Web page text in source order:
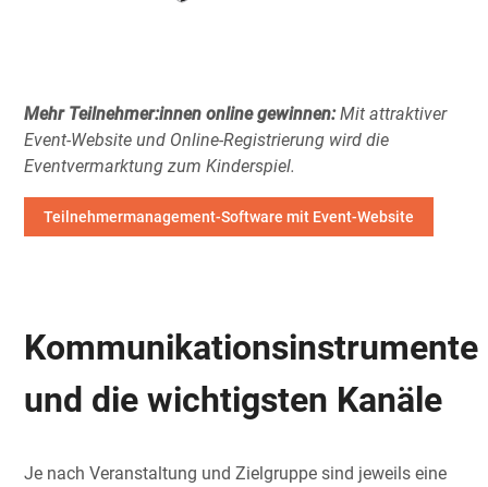
Mehr Teilnehmer:innen online gewinnen:Mit attraktiver
Event-Website und Online-Registrierung wird die
Eventvermarktung zum Kinderspiel.
Teilnehmermanagement-Software mit Event-Website
Kommunikationsinstrumente
und die wichtigsten Kanäle
Je nach Veranstaltung und Zielgruppe sind jeweils eine